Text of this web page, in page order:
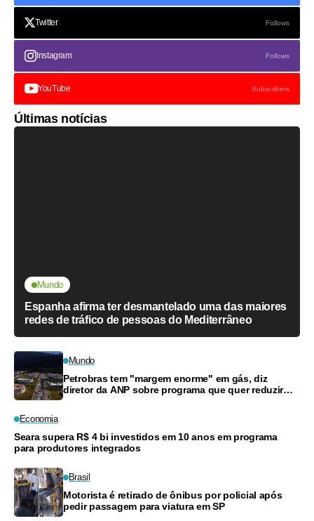
Twitter Follows
Instagram Follows
YouTube Subscribers
Últimas notícias
Mundo
Espanha afirma ter desmantelado uma das maiores
redes de tráfico de pessoas do Mediterrâneo
Mundo
Petrobras tem "margem enorme" em gás, diz
diretor da ANP sobre programa que quer reduzir
Economia
Seara supera R$ 4 bi investidos em 10 anos em programa
para produtores integrados
Brasil
Motorista é retirado de ônibus por policial após
pedir passagem para viatura em SP